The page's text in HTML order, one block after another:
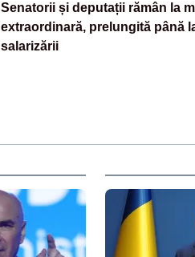
Senatorii și deputații rămân la
extraordinară, prelungită până
salarizării